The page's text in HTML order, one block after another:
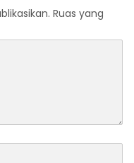
Ruas yang